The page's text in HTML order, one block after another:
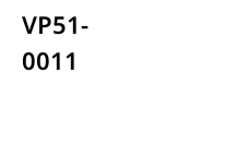
VP51-
0011